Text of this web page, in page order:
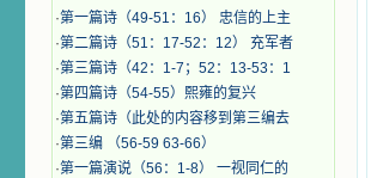
·第一篇诗（49-51：16） 忠信的上主
·第二篇诗（51：17-52：12） 充军者
·第三篇诗（42：1-7；52：13-53：1
·第四篇诗（54-55）熙雍的复兴
·第五篇诗（此处的内容移到第三编去
·第三编 （56-59 63-66）
·第一篇演说（56：1-8） 一视同仁的